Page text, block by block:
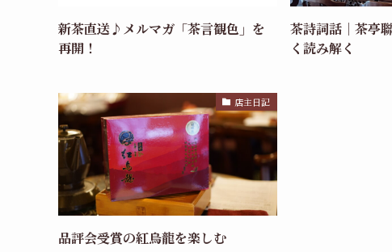
新茶直送♪メルマガ「茶言観色」を
再開！
茶詩詞話｜茶亭
く読み解く
店主日記
品評会受賞の紅烏龍を楽しむ